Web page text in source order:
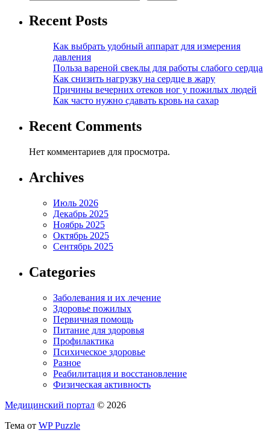
Recent Posts
Как выбрать удобный аппарат для измерения
давления
Польза вареной свеклы для работы слабого сердца
Как снизить нагрузку на сердце в жару
Причины вечерних отеков ног у пожилых людей
Как часто нужно сдавать кровь на сахар
Recent Comments
Нет комментариев для просмотра.
Archives
Июль 2026
Декабрь 2025
Ноябрь 2025
Октябрь 2025
Сентябрь 2025
Categories
Заболевания и их лечение
Здоровье пожилых
Первичная помощь
Питание для здоровья
Профилактика
Психическое здоровье
Разное
Реабилитация и восстановление
Физическая активность
Медицинский портал © 2026
Тема от WP Puzzle